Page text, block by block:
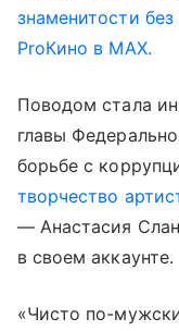
знаменитости
ProКино в MAX.
Поводом стала
главы
борьбе с
творчество
— Анастасия
в своем аккаунте.
«Чисто по-